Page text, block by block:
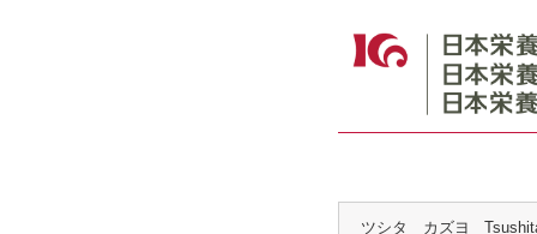
ツシタ カズヨ